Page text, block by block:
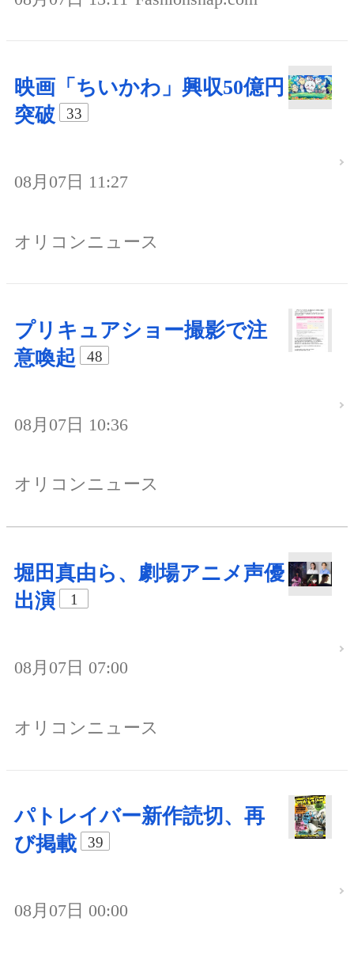
映画「ちいかわ」興収50億円
突破
33
08月07日 11:27
オリコンニュース
プリキュアショー撮影で注
意喚起
48
08月07日 10:36
オリコンニュース
堀田真由ら、劇場アニメ声優
出演
1
08月07日 07:00
オリコンニュース
パトレイバー新作読切、再
び掲載
39
08月07日 00:00